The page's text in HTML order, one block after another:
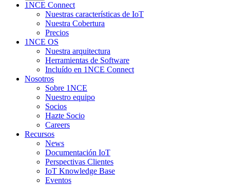
1NCE Connect
Nuestras características de IoT
Nuestra Cobertura
Precios
1NCE OS
Nuestra arquitectura
Herramientas de Software
Incluído en 1NCE Connect
Nosotros
Sobre 1NCE
Nuestro equipo
Socios
Hazte Socio
Careers
Recursos
News
Documentación IoT
Perspectivas Clientes
IoT Knowledge Base
Eventos